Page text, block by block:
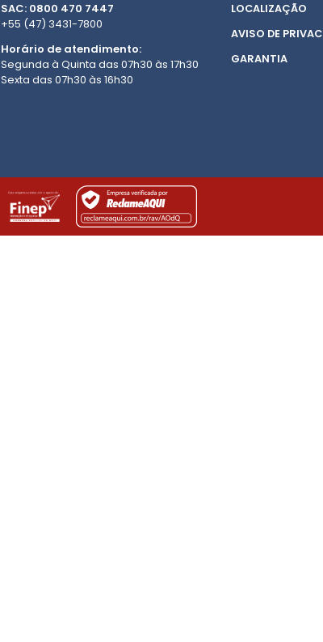
SAC: 0800 470 7447
+55 (47) 3431-7800
Horário de atendimento:
Segunda à Quinta das 07h30 às 17h30
Sexta das 07h30 às 16h30
LOCALIZAÇÃO
AVISO DE
GARANTIA